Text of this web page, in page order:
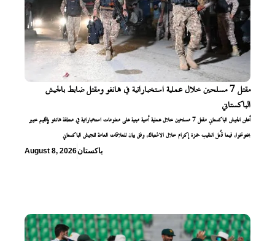
مقتل 7 مسلحين خلال عملية استخباراتية في هانغو ومقتل ضابط بالجيش
الباكستاني
أعلن الجيش الباكستاني مقتل 7 مسلحين خلال عملية أمنية مبنية على معلومات استخباراتية في منطقة هانغو بإقليم خيبر
بختونخوا، فيما قُتل النقيب حمزة إكرام خلال الاشتباك، وفق بيان للعلاقات العامة للجيش الباكستاني
August 8, 2026باكستان